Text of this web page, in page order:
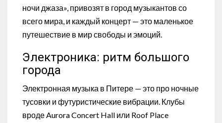
ночи джаза», привозят в город музыкантов со
всего мира, и каждый концерт — это маленькое
путешествие в мир свободы и эмоций.
Электроника: ритм большого
города
Электронная музыка в Питере — это про ночные
тусовки и футуристические вибрации. Клубы
вроде Aurora Concert Hall или Roof Place